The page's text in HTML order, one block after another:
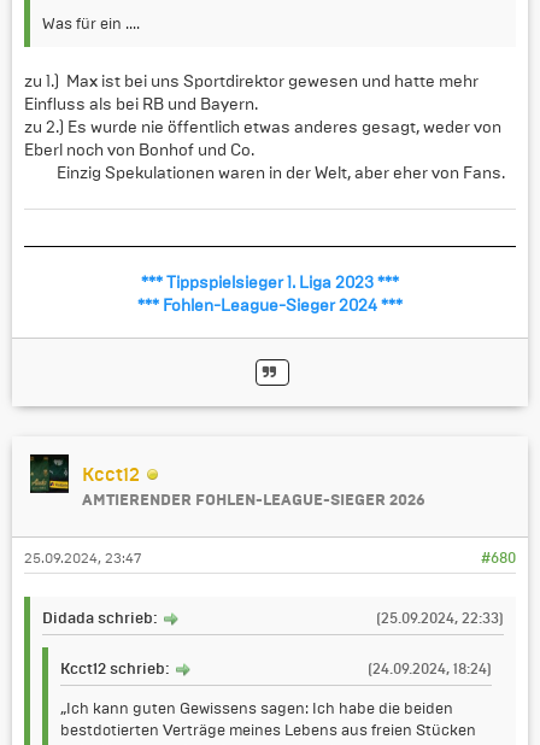
Was für ein ....
zu 1.) Max ist bei uns Sportdirektor gewesen und hatte mehr
Einfluss als bei RB und Bayern.
zu 2.) Es wurde nie öffentlich etwas anderes gesagt, weder von
Eberl noch von Bonhof und Co.
Einzig Spekulationen waren in der Welt, aber eher von Fans.
*** Tippspielsieger 1. Liga 2023 ***
*** Fohlen-League-Sieger 2024 ***
Kcct12
AMTIERENDER FOHLEN-LEAGUE-SIEGER 2026
#680
25.09.2024, 23:47
(25.09.2024, 22:33)
Didada schrieb:
(24.09.2024, 18:24)
Kcct12 schrieb:
„Ich kann guten Gewissens sagen: Ich habe die beiden
bestdotierten Verträge meines Lebens aus freien Stücken